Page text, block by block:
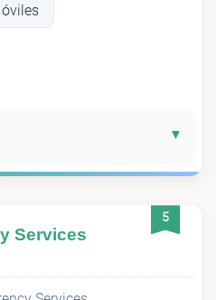
5
Services